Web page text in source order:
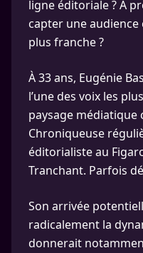
ligne éditoriale ? À
capter une
plus franche ?
À 33 ans, Eugénie
l’une des voix les
paysage médiatique
Chroniqueuse
éditorialiste au
Tranchant. Parfois
Son arrivée
radicalement la
donnerait